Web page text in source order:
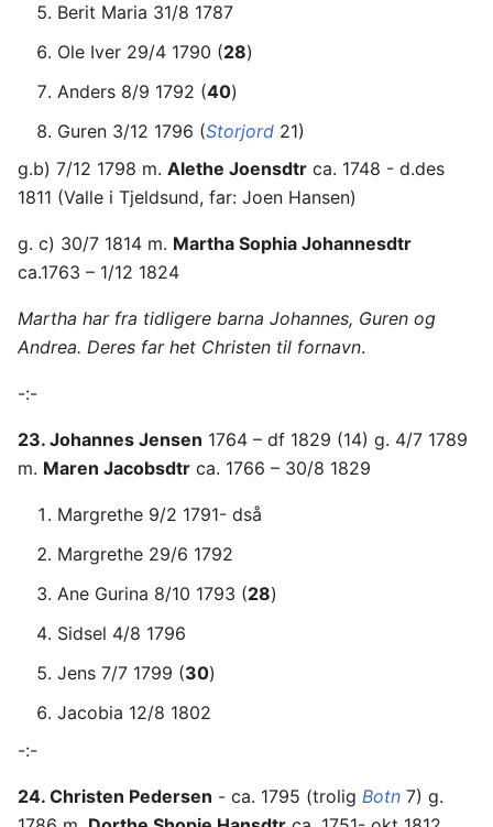
Berit Maria 31/8 1787
Ole Iver 29/4 1790 (28)
Anders 8/9 1792 (40)
Guren 3/12 1796 (Storjord 21)
g.b) 7/12 1798 m. Alethe Joensdtr ca. 1748 - d.des
1811 (Valle i Tjeldsund, far: Joen Hansen)
g. c) 30/7 1814 m. Martha Sophia Johannesdtr
ca.1763 – 1/12 1824
Martha har fra tidligere barna Johannes, Guren og
Andrea. Deres far het Christen til fornavn.
-:-
23. Johannes Jensen 1764 – df 1829 (14) g. 4/7 1789
m. Maren Jacobsdtr ca. 1766 – 30/8 1829
Margrethe 9/2 1791- dså
Margrethe 29/6 1792
Ane Gurina 8/10 1793 (28)
Sidsel 4/8 1796
Jens 7/7 1799 (30)
Jacobia 12/8 1802
-:-
24. Christen Pedersen - ca. 1795 (trolig Botn 7) g.